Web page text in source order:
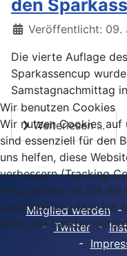
den
Veröffentlicht: 09.
Die vierte Auflage
Sparkassencup
Samstagnachmittag
Weiterlesen ...
Mitglied werden
-Twitter-
-
Wir benutzen Cookies
Wir nutzen Cookies auf
sind essenziell für den
uns helfen, diese
verbessern (Tracking
entscheiden, ob Sie
beachten Sie, dass bei
mehr alle